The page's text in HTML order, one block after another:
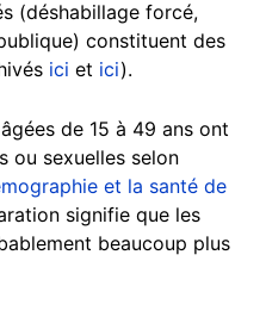
(déshabillage forcé,
constituent des
ici et ici).
de 15 à 49 ans ont
ou sexuelles selon
et la santé de
signifie que les
beaucoup plus